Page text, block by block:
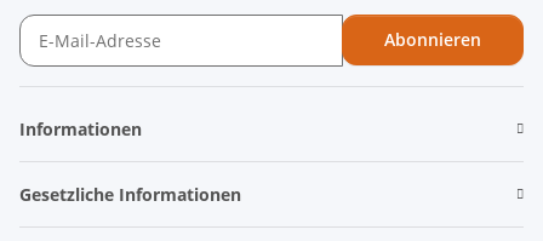
Abonnieren
Informationen
Gesetzliche Informationen